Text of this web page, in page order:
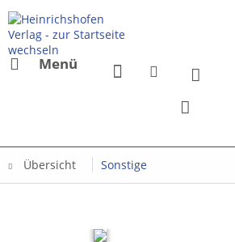
Menü
Übersicht Sonstige